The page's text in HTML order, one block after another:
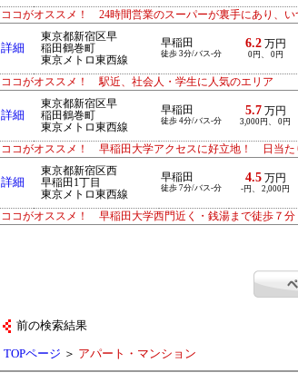
ココがオススメ！ 24時間営業のスーパーが裏手にあり、い
詳細
東京都新宿区早
稲田鶴巻町
東京メトロ東西線
早稲田
徒歩 3分/バス-分
6.2万円
0円、 0円
ココがオススメ！ 駅近、社会人・学生に人気のエリア
詳細
東京都新宿区早
稲田鶴巻町
東京メトロ東西線
早稲田
徒歩 4分/バス-分
5.7 万円
3,000円、 0円
ココがオススメ！ 早稲田大学アクセスに好立地！ 日当た
詳細
東京都新宿区西
早稲田1丁目
東京メトロ東西線
早稲田
徒歩 7分/バス-分
4.5万円
-円、 2,000円
ココがオススメ！ 早稲田大学西門近く・銭湯まで徒歩７分
前の検索結果
TOPページ ＞ アパート・マンション